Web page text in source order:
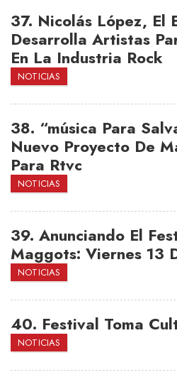
37. Nicolás López, El
Desarrolla Artistas
En La Industria Rock
NOTICIAS
38. “música Para
Nuevo Proyecto De
Para Rtvc
NOTICIAS
39. Anunciando El
Maggots: Viernes 13
NOTICIAS
40. Festival Toma
NOTICIAS